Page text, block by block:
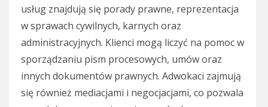
usług znajdują się porady prawne, reprezentacja
w sprawach cywilnych, karnych oraz
administracyjnych. Klienci mogą liczyć na pomoc w
sporządzaniu pism procesowych, umów oraz
innych dokumentów prawnych. Adwokaci zajmują
się również mediacjami i negocjacjami, co pozwala